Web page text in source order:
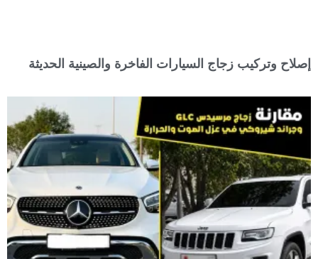
إصلاح وتركيب زجاج السيارات الفاخرة والصينية الحديثة